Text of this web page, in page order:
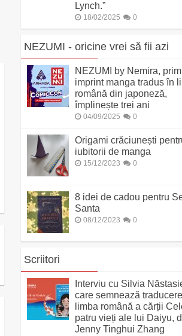
Lynch.”
18/02/2025 0
NEZUMI - oricine vrei să fii azi
NEZUMI by Nemira,
imprint manga tradus în
română din japoneză,
împlinește trei ani
04/09/2025 0
Origami crăciunești
iubitorii de manga
15/12/2023 0
8 idei de cadou pentru
Santa
08/12/2023 0
Scriitori
Interviu cu Silvia
care semnează
limba română a cărții
patru vieți ale lui Daiyu,
Jenny Tinghui Zhang